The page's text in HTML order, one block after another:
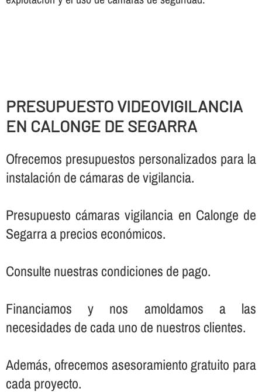
PRESUPUESTO VIDEOVIGILANCIA
EN CALONGE DE SEGARRA
Ofrecemos presupuestos personalizados para la
instalación de cámaras de vigilancia.
Presupuesto cámaras vigilancia en Calonge de
Segarra a precios económicos.
Consulte nuestras condiciones de pago.
Financiamos y nos amoldamos a las
necesidades de cada uno de nuestros clientes.
Además, ofrecemos asesoramiento gratuito para
cada proyecto.